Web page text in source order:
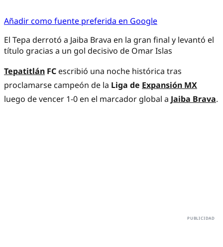
Añadir como fuente preferida en Google
El Tepa derrotó a Jaiba Brava en la gran final y levantó el
título gracias a un gol decisivo de Omar Islas
Tepatitlán FC escribió una noche histórica tras
proclamarse campeón de la Liga de Expansión MX
luego de vencer 1-0 en el marcador global a Jaiba Brava.